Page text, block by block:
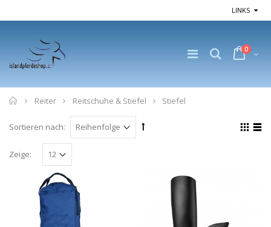
LINKS
0
Home
Reiter Reitschuhe & Stiefel Stiefel
Sortieren nach:
Zeige: